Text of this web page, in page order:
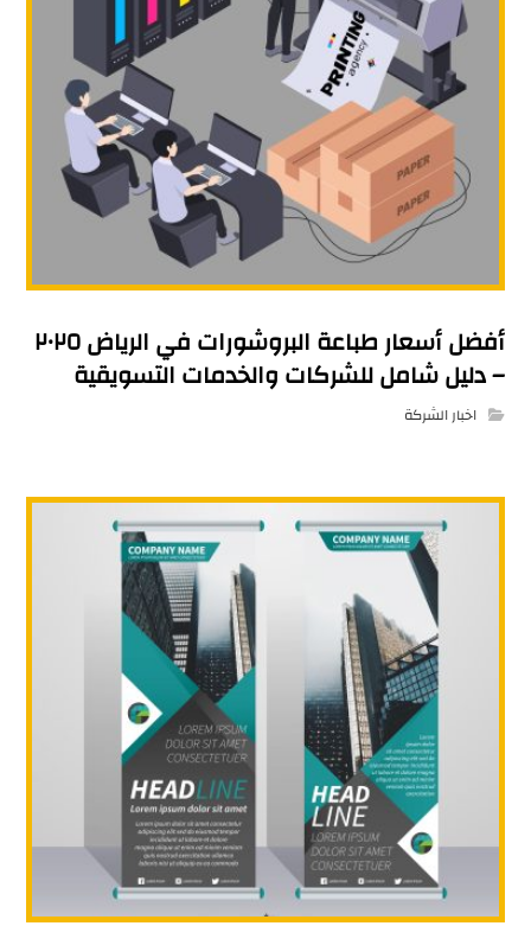
أفضل أسعار طباعة البروشورات في الرياض ٢٠٢٥
– دليل شامل للشركات والخدمات التسويقية
اخبار الشركة